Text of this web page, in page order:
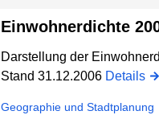
Einwohnerdichte
Darstellung der
Stand 31.12.2006 Details
Geographie und Stadtplanung